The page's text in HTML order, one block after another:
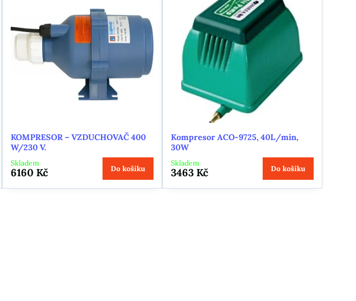
KOMPRESOR – VZDUCHOVAČ 400
W/230 V.
Skladem
6160 Kč Do košíku
Kompresor ACO-9725, 40L/min,
30W
Skladem
3463 Kč Do košíku